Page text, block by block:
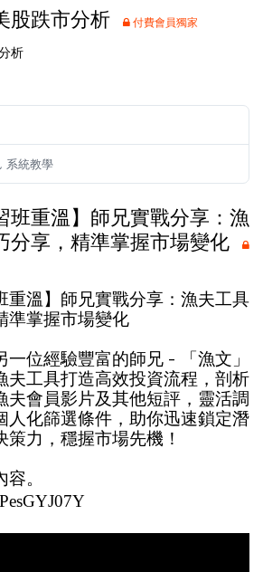
股跌市分析 付費會員獨家
析
系統教學
班重溫】師兄實戰分享：漁
分享，精準掌握市場變化
重溫】師兄實戰分享：漁夫工具
準掌握市場變化
一位經驗豐富的師兄 -
「漁文」
夫工具打造高效投資流程，剖析
夫會員影片及其他短評，靈活調
人化篩選條件，助你迅速鎖定潛
策力，穩握市場先機！
。